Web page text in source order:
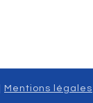
Mentions légales